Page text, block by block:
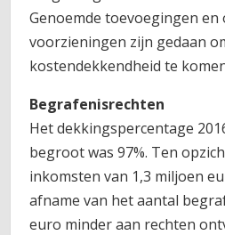
Genoemde toevoegingen
voorzieningen zijn gedaan
kostendekkendheid te
Begrafenisrechten
Het dekkingspercentage
begroot was 97%. Ten
inkomsten van 1,3 miljoen
afname van het aantal
euro minder aan rechten